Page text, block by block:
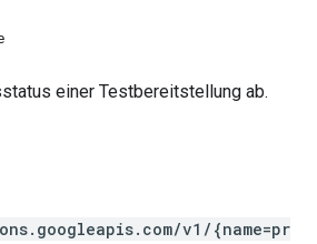
einer Testbereitstellung ab.
v1/{name=pr